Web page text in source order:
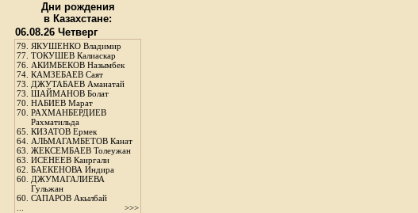
Дни рождения
в Казахстане:
06.08.26 Четверг
79. ЯКУШЕНКО Владимир
77. ТОКУШЕВ Калиаскар
76. АКИМБЕКОВ Назымбек
74. КАМЗЕБАЕВ Саят
73. ДЖУТАБАЕВ Аманатай
73. ШАЙМАНОВ Болат
70. НАБИЕВ Марат
70. РАХМАНБЕРДИЕВ
Рахматильда
65. КИЗАТОВ Ермек
64. АЛЬМАГАМБЕТОВ Канат
63. ЖЕКСЕМБАЕВ Толеужан
63. ИСЕНЕЕВ Каиргали
62. БАЕКЕНОВА Индира
60. ДЖУМАГАЛИЕВА
Гульжан
60. САПАРОВ Акылбай
>>>